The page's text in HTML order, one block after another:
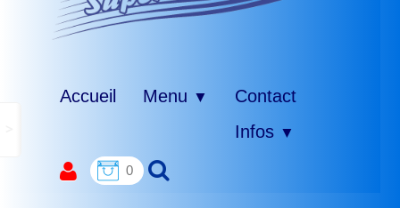
Accueil Menu ▼
Contact
Infos ▼
0